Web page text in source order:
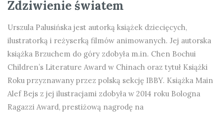
Zdziwienie światem
Urszula Palusińska jest autorką książek dziecięcych,
ilustratorką i reżyserką filmów animowanych. Jej autorska
książka Brzuchem do góry zdobyła m.in. Chen Bochui
Children’s Literature Award w Chinach oraz tytuł Książki
Roku przyznawany przez polską sekcję IBBY. Książka Main
Alef Bejs z jej ilustracjami zdobyła w 2014 roku Bologna
Ragazzi Award, prestiżową nagrodę na